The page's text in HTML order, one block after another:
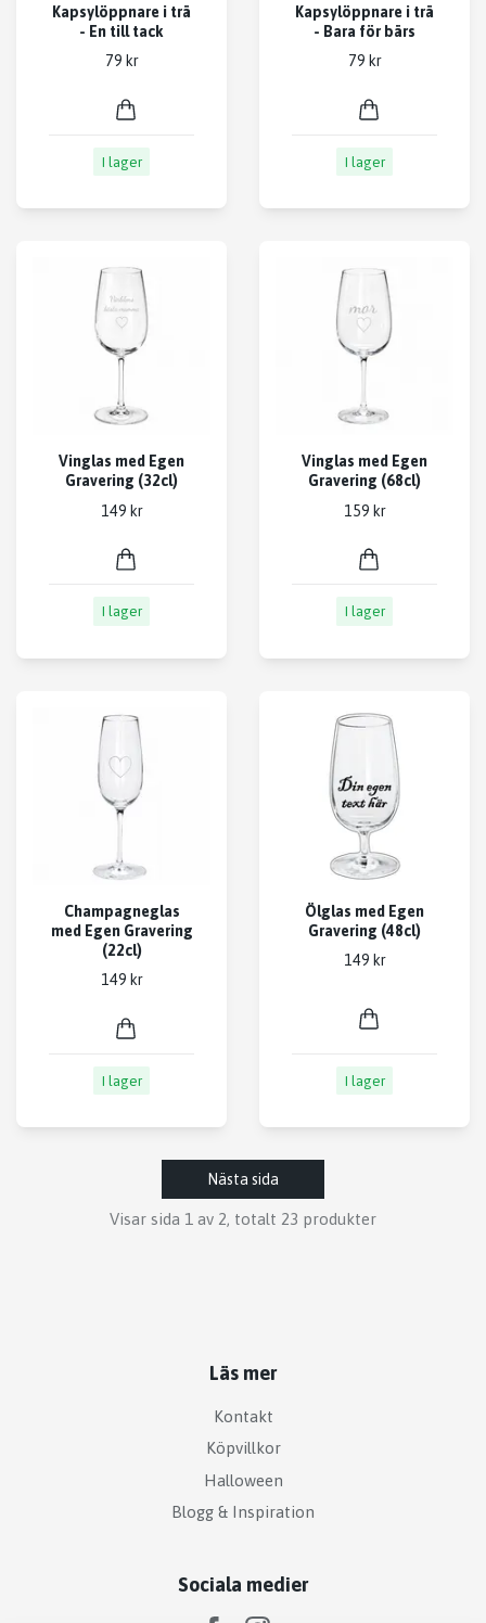
Kapsylöppnare i trä
- En till tack
79 kr
I lager
Kapsylöppnare i trä
- Bara för bärs
79 kr
I lager
Vinglas med Egen
Gravering (32cl)
149 kr
I lager
Vinglas med Egen
Gravering (68cl)
159 kr
I lager
Champagneglas
med Egen Gravering
(22cl)
149 kr
I lager
Ölglas med Egen
Gravering (48cl)
149 kr
I lager
Nästa sida
Visar sida 1 av 2, totalt 23 produkter
Läs mer
Kontakt
Köpvillkor
Halloween
Blogg & Inspiration
Sociala medier